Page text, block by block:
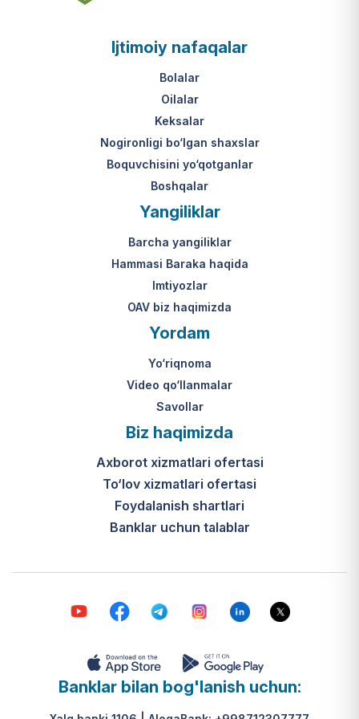
asosi nima?
(1-ilova, 6-band "j" va "l" kichik
jumladan, vasiylik, homiylik yoki
Ushbu xizmatning huquqiy
O‘zbekiston Respublikasi VMQ-893
hamda amaldagi imtiyozlar
to‘g‘risidagi qonunchilik.
Ijtimoiy nafaqalar
Bolalar
Oilalar
Keksalar
Nogironligi bo‘lgan shaxslar
Boquvchisini yo‘qotganlar
Boshqalar
Yangiliklar
Barcha yangiliklar
Hammasi Baraka haqida
Imtiyozlar
OAV biz haqimizda
Yordam
Yo‘riqnoma
Video qo‘llanmalar
Savollar
Biz haqimizda
Axborot xizmatlari ofertasi
To‘lov xizmatlari ofertasi
Foydalanish shartlari
Banklar uchun talablar
Banklar bilan bog'lanish uchun: